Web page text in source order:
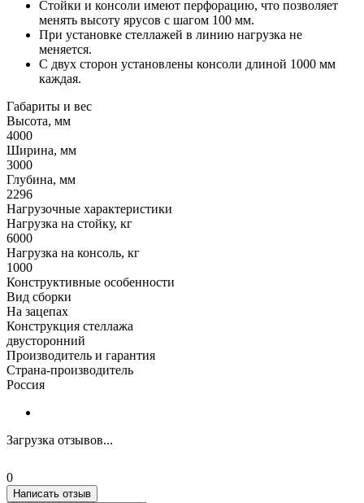
Стойки и консоли имеют перфорацию, что позволяет
менять высоту ярусов с шагом 100 мм.
При установке стеллажей в линию нагрузка не
меняется.
С двух сторон установлены консоли длиной 1000 мм
каждая.
Габариты и вес
Высота, мм
4000
Ширина, мм
3000
Глубина, мм
2296
Нагрузочные характеристики
Нагрузка на стойку, кг
6000
Нагрузка на консоль, кг
1000
Конструктивные особенности
Вид сборки
На зацепах
Конструкция стеллажа
двусторонний
Производитель и гарантия
Страна-производитель
Россия
Загрузка отзывов...
0
Написать отзыв